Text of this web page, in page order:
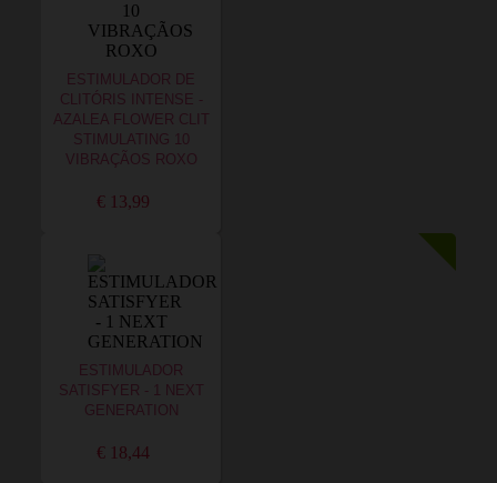
ESTIMULADOR DE
CLITÓRIS INTENSE -
AZALEA FLOWER CLIT
STIMULATING 10
VIBRAÇÃOS ROXO
€ 13,99
ESTIMULADOR
SATISFYER - 1 NEXT
GENERATION
€ 18,44